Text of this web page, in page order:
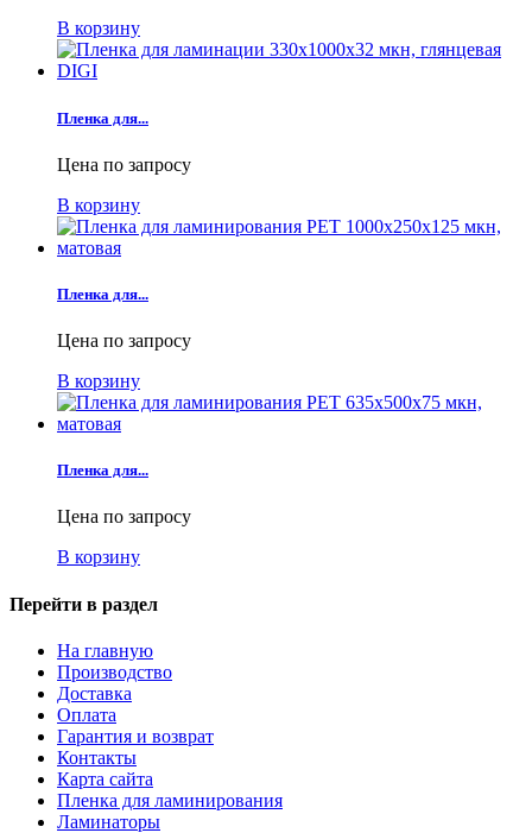
В корзину
Пленка для...
Цена по запросу
В корзину
Пленка для...
Цена по запросу
В корзину
Пленка для...
Цена по запросу
В корзину
Перейти в раздел
На главную
Производство
Доставка
Оплата
Гарантия и возврат
Контакты
Карта сайта
Пленка для ламинирования
Ламинаторы